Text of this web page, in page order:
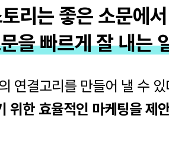
리는 좋은 소문에
을 빠르게 잘 내는
연결고리를 만들어 낼 수
위한 효율적인 마케팅을 제